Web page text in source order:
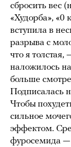
сбросить вес
«Худорба»,
вступила в
разрыва с
что я
наложилось
больше
Подписалась
Чтобы
сильное
эффектом.
фуросемида —